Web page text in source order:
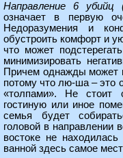
Направление 6 убийц
означает в первую
Недоразумения и
обустроить комфорт и
что может
минимизировать
Причем однажды может
потому что лю-ша – это
«толпами». Не стоит
гостиную или иное
семья будет
головой в направлении
востоке не
ванной здесь самое